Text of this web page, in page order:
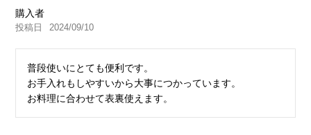
購入者
投稿日 2024/09/10
普段使いにとても便利です。
お手入れもしやすいから大事につかっています。